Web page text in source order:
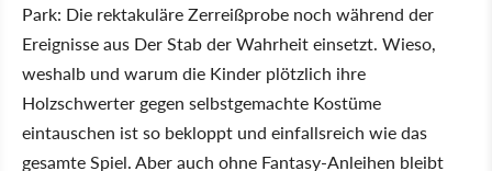
Park: Die rektakuläre Zerreißprobe noch während der
Ereignisse aus Der Stab der Wahrheit einsetzt. Wieso,
weshalb und warum die Kinder plötzlich ihre
Holzschwerter gegen selbstgemachte Kostüme
eintauschen ist so bekloppt und einfallsreich wie das
gesamte Spiel. Aber auch ohne Fantasy-Anleihen bleibt